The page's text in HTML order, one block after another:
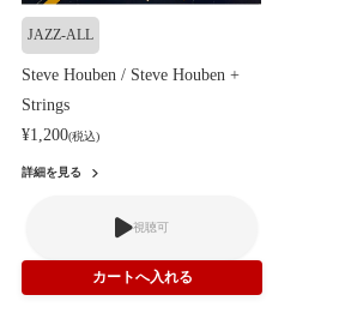
JAZZ-ALL
Steve Houben / Steve Houben +
Strings
¥1,200(税込)
詳細を見る
視聴可